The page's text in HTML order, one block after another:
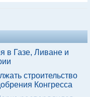
в Газе, Ливане и
строительство
Конгресса